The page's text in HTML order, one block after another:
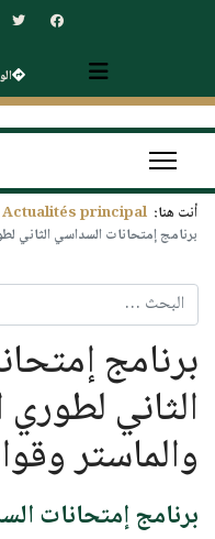
أنت هنا: Actualités principal
برنامج إمتحانات السداسي الثاني
البحث
برنامج
الثاني
والماستر
برنامج إمتحانات